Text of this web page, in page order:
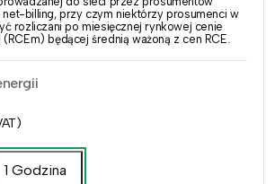
billing, przy czym niektórzy prosumenci w
rozliczani po miesięcznej rynkowej cenie
będącej średnią ważoną z cen RCE.
1 Godzina